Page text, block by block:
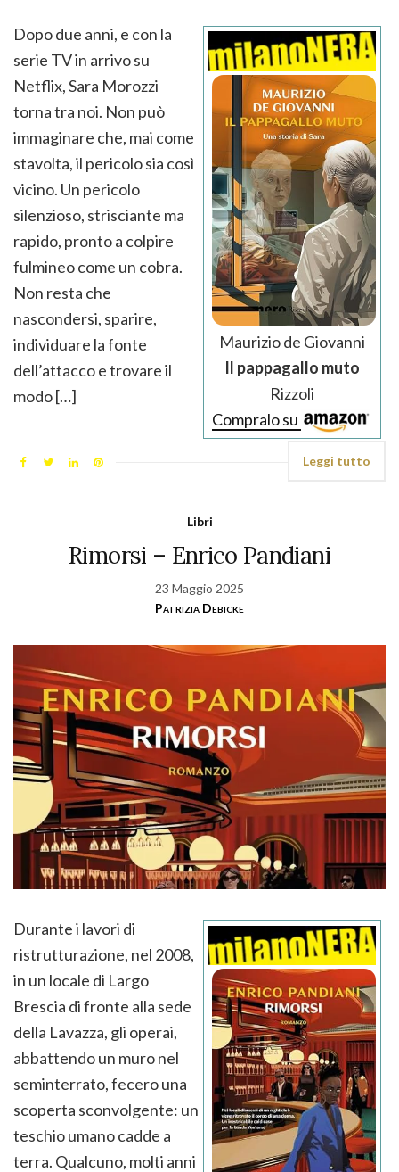
Maurizio de Giovanni
Il pappagallo muto
Rizzoli
Compralo su
Dopo due anni, e con la
serie TV in arrivo su
Netflix, Sara Morozzi
torna tra noi. Non può
immaginare che, mai come
stavolta, il pericolo sia così
vicino. Un pericolo
silenzioso, strisciante ma
rapido, pronto a colpire
fulmineo come un cobra.
Non resta che
nascondersi, sparire,
individuare la fonte
dell’attacco e trovare il
modo […]
Leggi tutto
Libri
Rimorsi – Enrico Pandiani
23 Maggio 2025
Patrizia Debicke
Durante i lavori di
ristrutturazione, nel 2008,
in un locale di Largo
Brescia di fronte alla sede
della Lavazza, gli operai,
abbattendo un muro nel
seminterrato, fecero una
scoperta sconvolgente: un
teschio umano cadde a
terra. Qualcuno, molti anni